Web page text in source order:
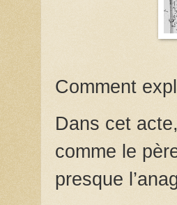
Comment
Dans cet
comme le
presque